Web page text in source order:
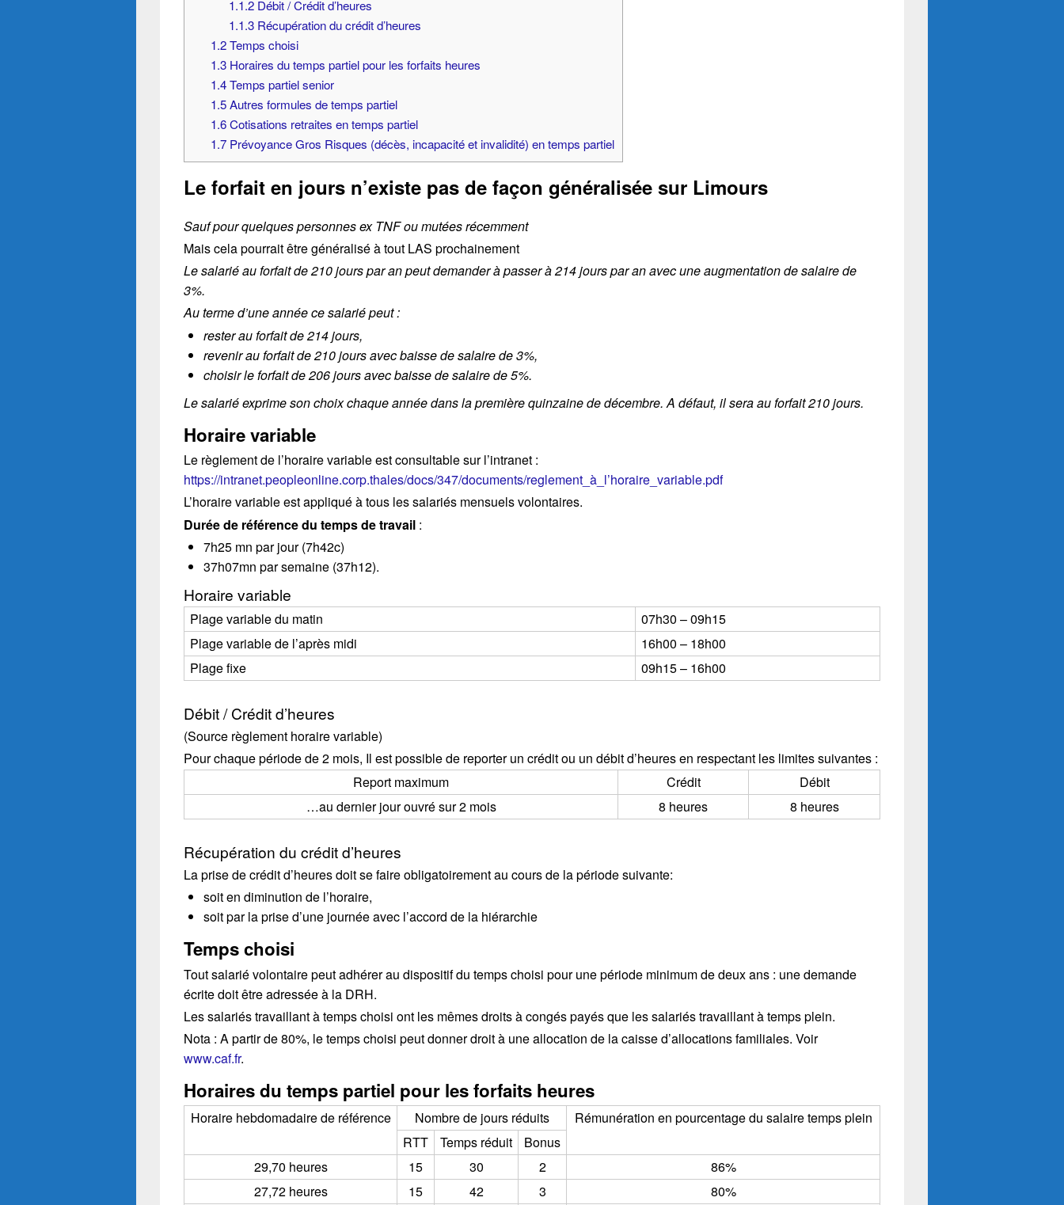
1.1.2Débit / Crédit d’heures
1.1.3Récupération du crédit d’heures
1.2Temps choisi
1.3Horaires du temps partiel pour les forfaits heures
1.4Temps partiel senior
1.5Autres formules de temps partiel
1.6Cotisations retraites en temps partiel
1.7Prévoyance Gros Risques (décès, incapacité et invalidité) en temps partiel
Le forfait en jours n’existe pas de façon généralisée sur Limours
Sauf pour quelques personnes ex TNF ou mutées récemment
Mais cela pourrait être généralisé à tout LAS prochainement
Le salarié au forfait de 210 jours par an peut demander à passer à 214 jours par an avec une augmentation de salaire de
3%.
Au terme d’une année ce salarié peut :
rester au forfait de 214 jours,
revenir au forfait de 210 jours avec baisse de salaire de 3%,
choisir le forfait de 206 jours avec baisse de salaire de 5%.
Le salarié exprime son choix chaque année dans la première quinzaine de décembre. A défaut, il sera au forfait 210 jours.
Horaire variable
Le règlement de l’horaire variable est consultable sur l’intranet :
https://intranet.peopleonline.corp.thales/docs/347/documents/reglement_à_l’horaire_variable.pdf
L’horaire variable est appliqué à tous les salariés mensuels volontaires.
Durée de référence du temps de travail :
7h25 mn par jour (7h42c)
37h07mn par semaine (37h12).
Horaire variable
Plage variable du matin
07h30 – 09h15
Plage variable de l’après midi
16h00 – 18h00
Plage fixe
09h15 – 16h00
Débit / Crédit d’heures
(Source règlement horaire variable)
Pour chaque période de 2 mois, Il est possible de reporter un crédit ou un débit d’heures en respectant les limites suivantes :
Report maximum
Crédit
Débit
…au dernier jour ouvré sur 2 mois
8 heures 8 heures
Récupération du crédit d’heures
La prise de crédit d’heures doit se faire obligatoirement au cours de la période suivante:
soit en diminution de l’horaire,
soit par la prise d’une journée avec l’accord de la hiérarchie
Temps choisi
Tout salarié volontaire peut adhérer au dispositif du temps choisi pour une période minimum de deux ans : une demande
écrite doit être adressée à la DRH.
Les salariés travaillant à temps choisi ont les mêmes droits à congés payés que les salariés travaillant à temps plein.
Nota : A partir de 80%, le temps choisi peut donner droit à une allocation de la caisse d’allocations familiales. Voir
www.caf.fr.
Horaires du temps partiel pour les forfaits heures
Horaire hebdomadaire de référence Nombre de jours réduits
Rémunération en pourcentage du salaire temps plein
RTT
Temps réduit
Bonus
29,70 heures
15 30 2
86%
27,72 heures
15 42 3
80%